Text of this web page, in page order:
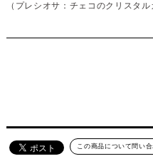
（プレシオサ：チェコのクリスタル
この商品について問い